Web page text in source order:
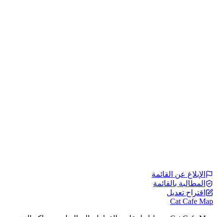
الإبلاغ عن القائمة
المطالبة بالقائمة
اقتراح تعديل
Cat Cafe Map